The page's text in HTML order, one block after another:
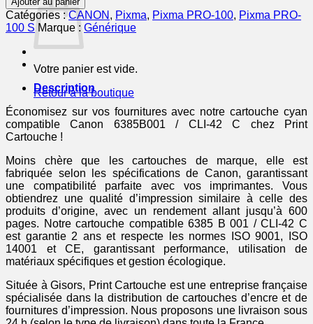
Votre panier est vide.
Retour à la boutique
6385B001
/
CLI-
42
C
cartouche
compatible
Canon
-
cyan
Catégories :CANON , Pixma, Pixma PRO-100, Pixma PRO-
100 S Marque : Générique
Description
Économisez sur vos fournitures avec notre cartouche cyan
compatible Canon 6385B001 / CLI-42 C chez Print
Cartouche !
Moins chère que les cartouches de marque, elle est
fabriquée selon les spécifications de Canon, garantissant
une compatibilité parfaite avec vos imprimantes. Vous
obtiendrez une qualité d’impression similaire à celle des
produits d’origine, avec un rendement allant jusqu’à 600
pages. Notre cartouche compatible 6385 B 001 / CLI-42 C
est garantie 2 ans et respecte les normes ISO 9001, ISO
14001 et CE, garantissant performance, utilisation de
matériaux spécifiques et gestion écologique.
Située à Gisors, Print Cartouche est une entreprise française
spécialisée dans la distribution de cartouches d’encre et de
fournitures d’impression. Nous proposons une livraison sous